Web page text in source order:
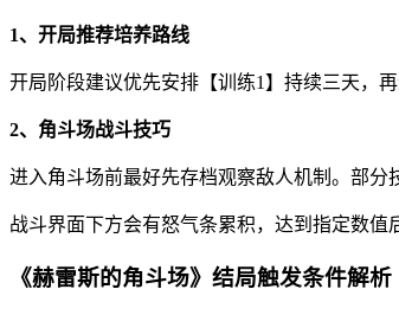
1、开局推荐培养路线
开局阶段建议优先安排【训练1】持续三天，
2、角斗场战斗技巧
进入角斗场前最好先存档观察敌人机制。部分
战斗界面下方会有怒气条累积，达到指定数值
《赫雷斯的角斗场》结局触发条件解析